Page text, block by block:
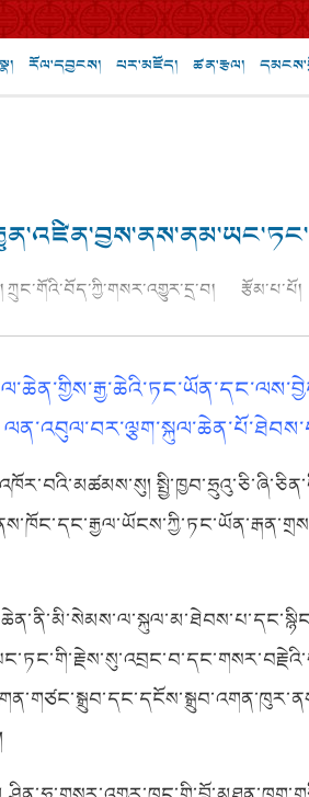
རོལ་དབྱངས། པར་མཛོད། ཚན་རྩལ།
རྩོམ་པ་པོ།